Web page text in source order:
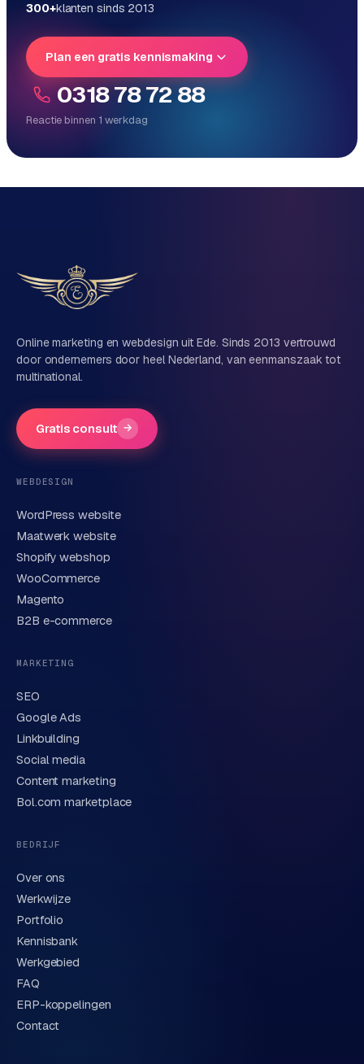
300+klanten sinds 2013
Plan een gratis kennismaking
0318 78 72 88
Reactie binnen 1 werkdag
Direct persoonlijk contact, geen ticketsysteem
Vertel ons over je project
Naam
Bedrijfsnaam
Telefoonnummer(optioneel)
E-mail
Korte omschrijving van je vraag of project
Verstuur aanvraag
We behandelen je gegevens zorgvuldig conform onze
privacyverklaring
Online marketing en webdesign uit Ede. Sinds 2013 vertrouwd
door ondernemers door heel Nederland, van eenmanszaak tot
multinational.
Gratis consult →
WEBDESIGN
WordPress website
Maatwerk website
Shopify webshop
WooCommerce
Magento
B2B e-commerce
MARKETING
SEO
Google Ads
Linkbuilding
Social media
Content marketing
Bol.com marketplace
BEDRIJF
Over ons
Werkwijze
Portfolio
Kennisbank
Werkgebied
FAQ
ERP-koppelingen
Contact